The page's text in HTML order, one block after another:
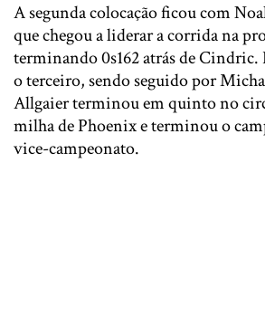
A segunda colocação ficou com
que chegou a liderar a corrida na
terminando 0s162 atrás de
o terceiro, sendo seguido por
Allgaier terminou em quinto no
milha de Phoenix e terminou o
vice-campeonato.